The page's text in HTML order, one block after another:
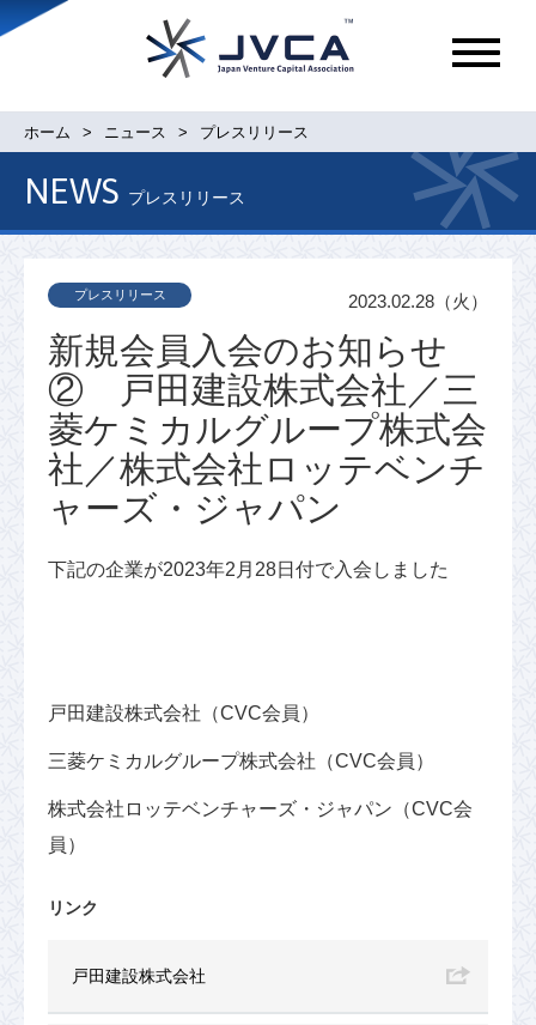
メ
ュ
ホーム ニュース プレスリリース
NEWS プレスリリース
新規会員入会のお知らせ
② 戸田建設株式会社／三
菱ケミカルグループ株式会
社／株式会社ロッテベンチ
ャーズ・ジャパン
プレスリリース 2023.02.28（火）
下記の企業が2023年2月28日付で入会しました
戸田建設株式会社（CVC会員）
三菱ケミカルグループ株式会社（CVC会員）
株式会社ロッテベンチャーズ・ジャパン（CVC会
員）
リンク
戸田建設株式会社